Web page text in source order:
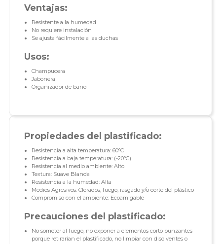
Ventajas:
Resistente a la humedad
No requiere instalación
Se ajusta fácilmente a las duchas
Usos:
Champucera
Jabonera
Organizador de baño
Propiedades del plastificado:
Resistencia a alta temperatura: 60°C
Resistencia a baja temperatura: (-20°C)
Resistencia al medio ambiente: Alto
Textura: Suave Blanda
Resistencia a la humedad: Alta
Medios Agresivos: Clorados, fuego, rasgado y/o corte del plástico
Compromiso con el ambiente: Ecoamigable
Precauciones del plastificado:
No someter al fuego, no exponer a elementos corto punzantes
porque retirarían el plastificado, no limpiar con disolventes o